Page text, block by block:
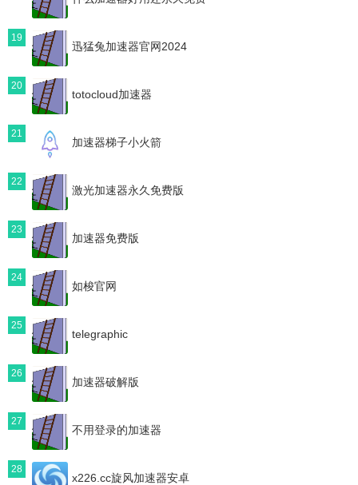
19
迅猛兔加速器官网2024
20
totocloud加速器
21
加速器梯子小火箭
22
激光加速器永久免费版
23
加速器免费版
24
如梭官网
25
telegraphic
26
加速器破解版
27
不用登录的加速器
28
x226.cc旋风加速器安卓